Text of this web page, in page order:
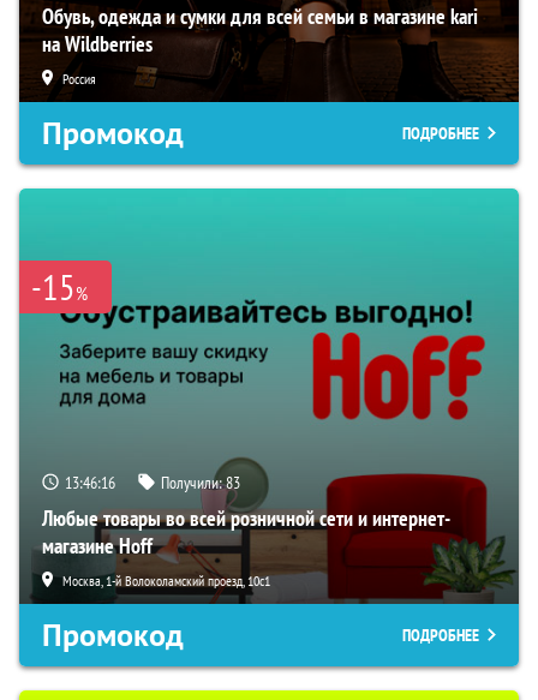
Обувь, одежда и сумки для всей семьи в магазине kari
на Wildberries
Россия
Промокод ПОДРОБНЕЕ
-15%
13:46:15 Получили:83
Любые товары во всей розничной сети и интернет-
магазине Hoff
Москва, 1-й Волоколамский проезд, 10с1
Промокод ПОДРОБНЕЕ